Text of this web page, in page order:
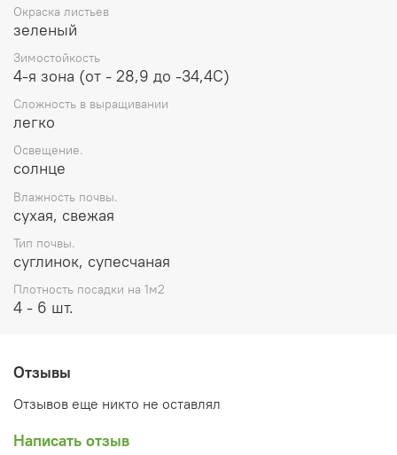
Окраска листьев
зеленый
Зимостойкость
4-я зона (от - 28,9 до -34,4С)
Сложность в выращивании
легко
Освещение.
солнце
Влажность почвы.
сухая, свежая
Тип почвы.
суглинок, супесчаная
Плотность посадки на 1м2
4 - 6 шт.
Отзывы
Отзывов еще никто не оставлял
Написать отзыв